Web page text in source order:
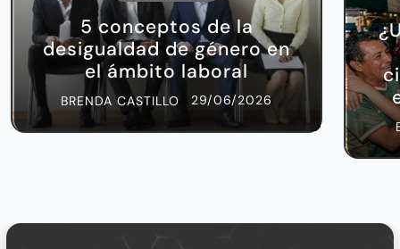
5 conceptos de la
desigualdad de género en
el ámbito laboral
BRENDA CASTILLO 29/06/2026